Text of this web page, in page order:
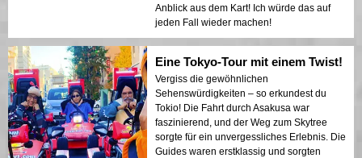
Anblick aus dem Kart! Ich würde das auf
jeden Fall wieder machen!
Eine Tokyo-Tour mit einem Twist!
Vergiss die gewöhnlichen
Sehenswürdigkeiten – so erkundest du
Tokio! Die Fahrt durch Asakusa war
faszinierend, und der Weg zum Skytree
sorgte für ein unvergessliches Erlebnis. Die
Guides waren erstklassig und sorgten